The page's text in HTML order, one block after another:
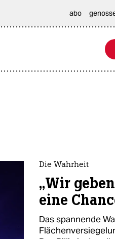
abo
Die Wahrheit
„Wir
eine
Das spannende